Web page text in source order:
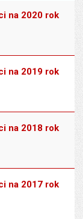
na 2020 rok
na 2019 rok
na 2018 rok
na 2017 rok